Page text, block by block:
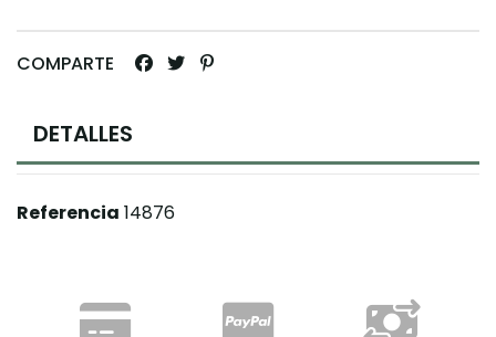
COMPARTE
DETALLES
Referencia 14876